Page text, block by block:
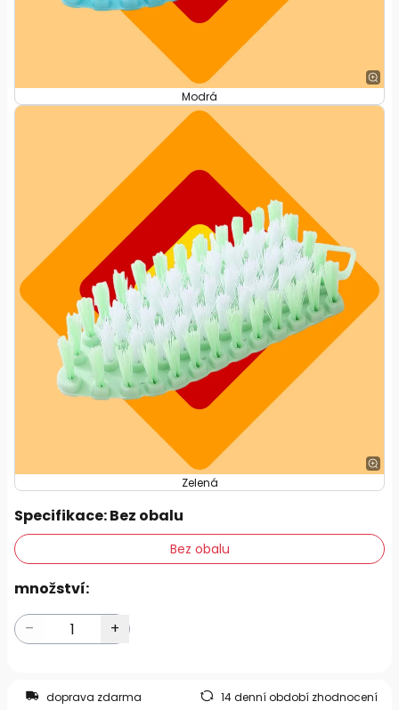
Modrá
Zelená
Specifikace: Bez obalu
Bez obalu
množství:
doprava zdarma
14 denní období zhodnocení